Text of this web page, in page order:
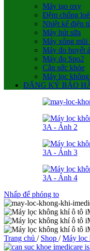
Máy tạo oxy
Đệm chống
Nhiệt kế điện
Máy hút sữa
Máy xông mũi
Máy đo huyết
Máy đo Spo2
Cân sức khỏe
Máy lọc
ĐĂNG KÝ BẢO
Nhấp để phóng to
Trang chủ / Shop / Máy lọc